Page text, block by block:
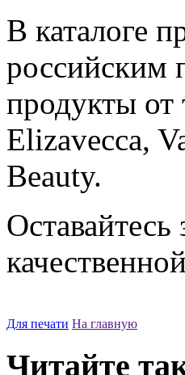
В каталоге
российским
продукты от
Elizavecca,
Beauty.
Для печати На главную
Читайте